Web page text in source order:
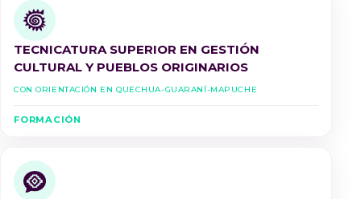
TECNICATURA SUPERIOR EN GESTIÓN
CULTURAL Y PUEBLOS ORIGINARIOS
Con Orientación en Quechua-Guaraní-Mapuche
FORMACIÓN